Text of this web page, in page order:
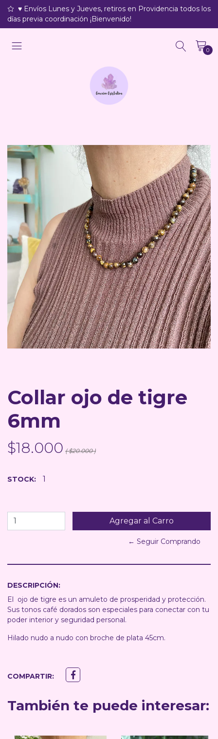
♥ Envíos Lunes y Jueves, retiros en Providencia todos los
días previa coordinación ¡Bienvenido!
0
Collar ojo de tigre
6mm
$18.000 ( $20.000 )
STOCK: 1
← Seguir Comprando
DESCRIPCIÓN:
El ojo de tigre es un amuleto de prosperidad y protección.
Sus tonos café dorados son especiales para conectar con tu
poder interior y seguridad personal.
Hilado nudo a nudo con broche de plata 45cm.
COMPARTIR:
También te puede interesar: